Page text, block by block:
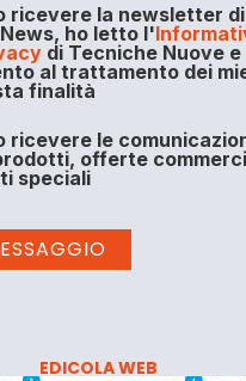
ricevere la newsletter di
ho letto l'
di Tecniche Nuove e
al trattamento dei
finalità
ricevere le
offerte
speciali
EDICOLA WEB